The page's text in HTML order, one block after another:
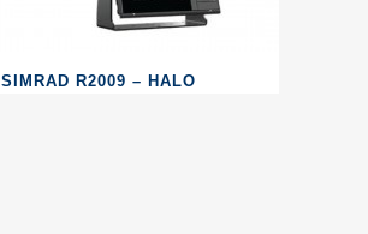
SIMRAD R2009 – HALO